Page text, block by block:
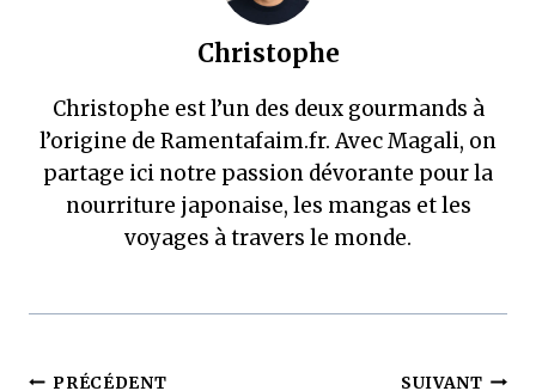
Christophe
Christophe est l’un des deux gourmands à
l’origine de Ramentafaim.fr. Avec Magali, on
partage ici notre passion dévorante pour la
nourriture japonaise, les mangas et les
voyages à travers le monde.
PRÉCÉDENT SUIVANT